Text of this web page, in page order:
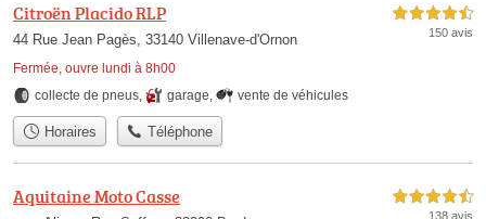
Citroën Placido RLP
44 Rue Jean Pagès, 33140 Villenave-d'Ornon
Fermée, ouvre lundi à 8h00
4,5 étoiles sur 5
150 avis
collecte de pneus, garage, vente de véhicules
Horaires Téléphone
Aquitaine Moto Casse 4,5 étoiles sur 5
138 avis